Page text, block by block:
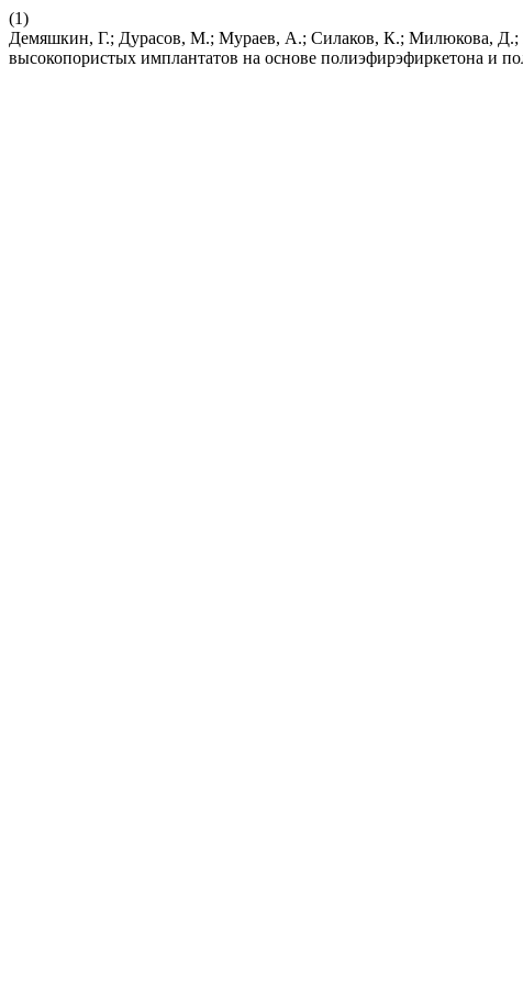
(1)
Демяшкин, Г.; Дурасов, М.; Мураев, А.; Силаков, К.; Милюкова, Д.;
высокопористых имплантатов на основе полиэфирэфиркетона и